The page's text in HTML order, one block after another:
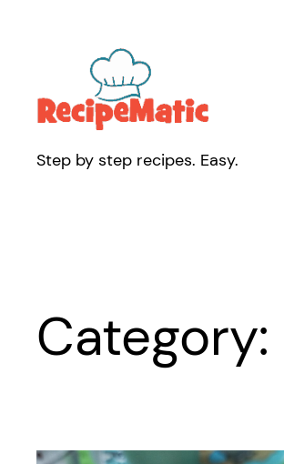
Step by step recipes. Easy.
Category: